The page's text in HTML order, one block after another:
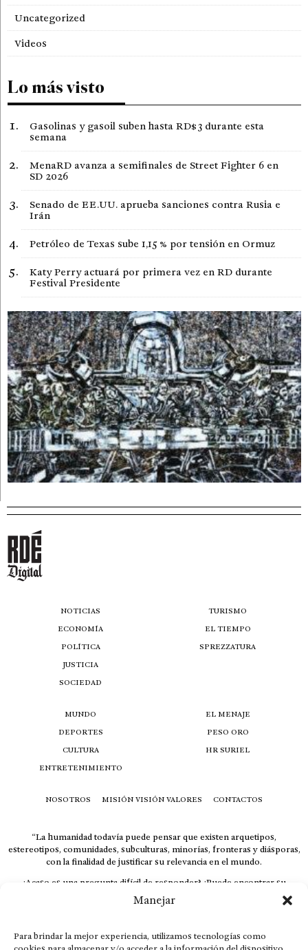
Manejar
Para brindar la mejor experiencia, utilizamos tecnologías como
Uncategorized
Videos
Lo más visto
Gasolinas y gasoil suben hasta RD$3 durante esta
semana
MenaRD avanza a semifinales de Street Fighter 6 en
SD 2026
Senado de EE.UU. aprueba sanciones contra Rusia e
Irán
Petróleo de Texas sube 1,15 % por tensión en Ormuz
Katy Perry actuará por primera vez en RD durante
Festival Presidente
NOTICIAS
ECONOMÍA
POLÍTICA
JUSTICIA
SOCIEDAD
TURISMO
EL TIEMPO
SPREZZATURA
MUNDO
DEPORTES
CULTURA
ENTRETENIMIENTO
EL MENAJE
PESO ORO
HR SURIEL
NOSOTROS MISIÓN VISIÓN VALORES CONTACTOS
“La humanidad todavía puede pensar que existen arquetipos,
estereotipos, comunidades, subculturas, minorías, fronteras y diásporas,
con la finalidad de justificar su relevancia en el mundo.
¿Acaso es una pregunta difícil de responder? ¿Puede encontrar su
respuesta al instante, otorgando al receptor cuestionado espacio y
velocidad suficiente para responder correctamente? De no ser así, el que
El concepto de familia no está limitado exclusivamente a la sangre; seres